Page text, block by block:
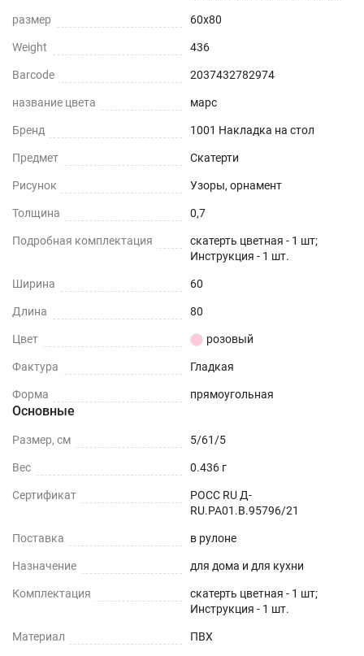
размер 60x80
Weight 436
Barcode 2037432782974
название цвета марс
Бренд 1001 Накладка на стол
Предмет Скатерти
Рисунок Узоры, орнамент
Толщина 0,7
Подробная комплектация
скатерть цветная - 1 шт;
Инструкция - 1 шт.
Ширина 60
Длина 80
Цвет розовый
Фактура Гладкая
Форма прямоугольная
Основные
Размер, см 5/61/5
Вес 0.436 г
Сертификат
РОСС RU Д-
RU.РА01.В.95796/21
Поставка в рулоне
Назначение для дома и для кухни
Комплектация
скатерть цветная - 1 шт;
Инструкция - 1 шт.
Материал ПВХ